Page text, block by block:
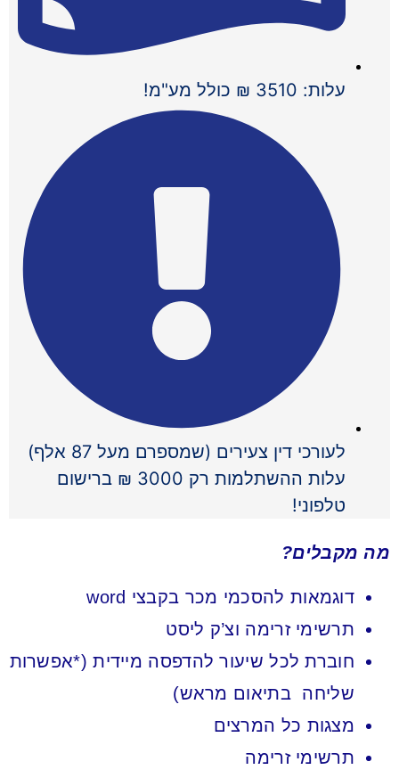
עלות: 3510 ₪ כולל מע"מ!
לעורכי דין צעירים (שמספרם מעל 87 אלף)
עלות ההשתלמות רק 3000 ₪ ברישום
טלפוני!
מה מקבלים?
דוגמאות להסכמי מכר בקבצי word
תרשימי זרימה וצ’ק ליסט
חוברת לכל שיעור להדפסה מיידית (*אפשרות
שליחה בתיאום מראש)
מצגות כל המרצים
תרשימי זרימה